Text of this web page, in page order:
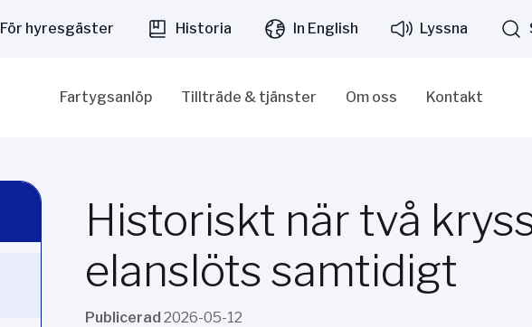
För hyresgäster Historia In English Lyssna
Fartygsanlöp Tillträde & tjänster Om oss Kontakt
Historiskt när två
elanslöts samtidigt
Publicerad 2026-05-12